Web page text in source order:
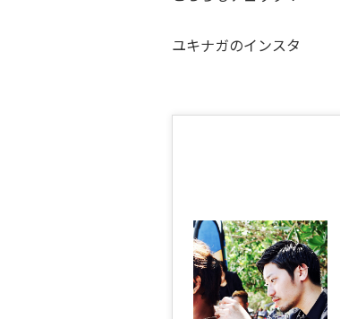
ユキナガのインスタ